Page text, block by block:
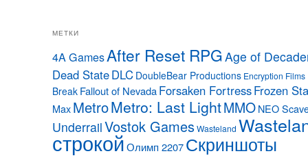
МЕТКИ
4A GamesAfter Reset RPGAge of
Dead StateDLC DoubleBear Productions Encryption Films
Break Fallout of NevadaForsaken FortressFrozen
MaxMetroMetro: Last LightMMONEO
UnderrailVostok GamesWasteland
строкойОлимп 2207Скриншоты